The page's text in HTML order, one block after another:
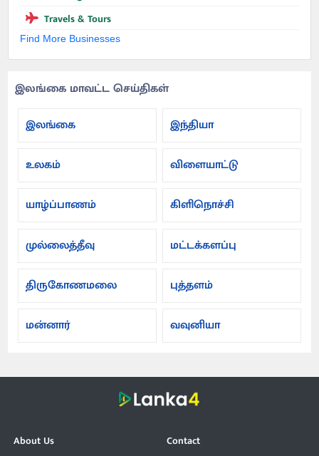
Travels & Tours
Find More Businesses
இலங்கை மாவட்ட செய்திகள்
இலங்கை
இந்தியா
உலகம் விளையாட்டு
யாழ்ப்பாணம் கிளிநொச்சி
முல்லைத்தீவு மட்டக்களப்பு
திருகோணமலை புத்தளம்
மன்னார் வவுனியா
About Us Contact